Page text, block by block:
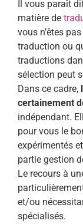
Il vous paraît
matière de
vous n’êtes
traduction ou
traductions
sélection peut
Dans ce cadre,
certainement
indépendant.
pour vous le
expérimentés
partie gestion
Le recours à
et/ou
spécialisés.